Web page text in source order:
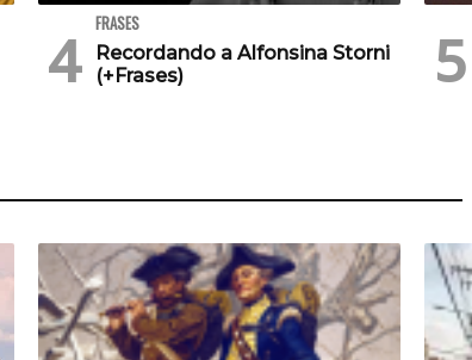
FRASES
Recordando a Alfonsina Storni
(+Frases)